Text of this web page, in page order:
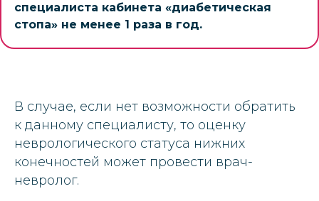
специалиста кабинета «диабетическая
стопа» не менее 1 раза в год.
В случае, если нет возможности обратить
к данному специалисту, то оценку
неврологического статуса нижних
конечностей может провести врач-
невролог.